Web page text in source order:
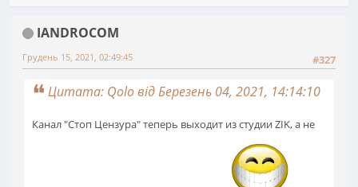
IANDROCOM
#327
Грудень 15, 2021, 02:49:45
Цитата: Qolo від Березень 04, 2021, 14:14:10
Канал "Стоп Цензура" теперь выходит из студии ZIK, а не